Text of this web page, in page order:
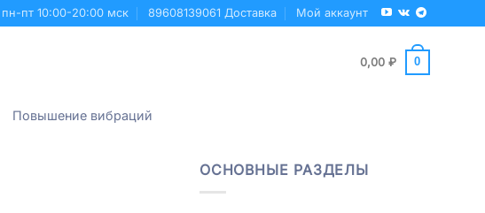
пн-пт 10:00-20:00 мск 89608139061 Доставка Мой аккаунт
0,00 ₽ 0
Повышение вибраций
ОСНОВНЫЕ РАЗДЕЛЫ